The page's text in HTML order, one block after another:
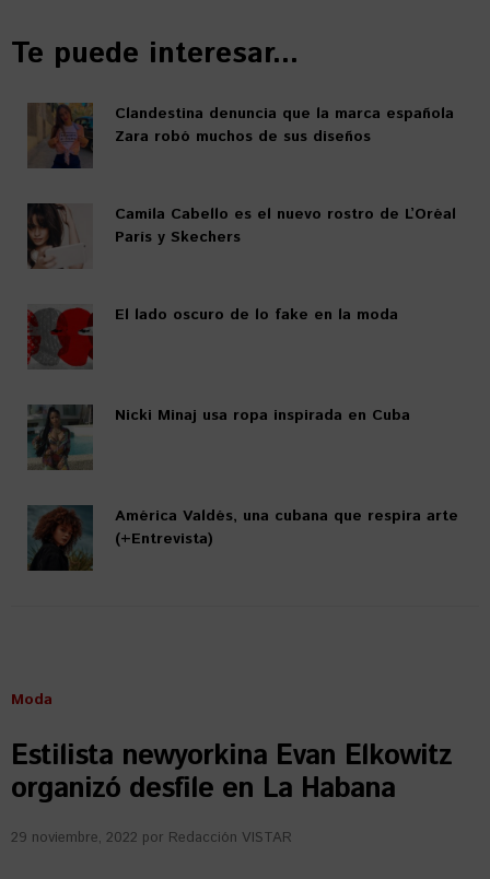
Te puede interesar...
Clandestina denuncia que la marca española
Zara robó muchos de sus diseños
Camila Cabello es el nuevo rostro de L’Oréal
París y Skechers
El lado oscuro de lo fake en la moda
Nicki Minaj usa ropa inspirada en Cuba
América Valdés, una cubana que respira arte
(+Entrevista)
Moda
Estilista newyorkina Evan Elkowitz
organizó desfile en La Habana
29 noviembre, 2022 por Redacción VISTAR